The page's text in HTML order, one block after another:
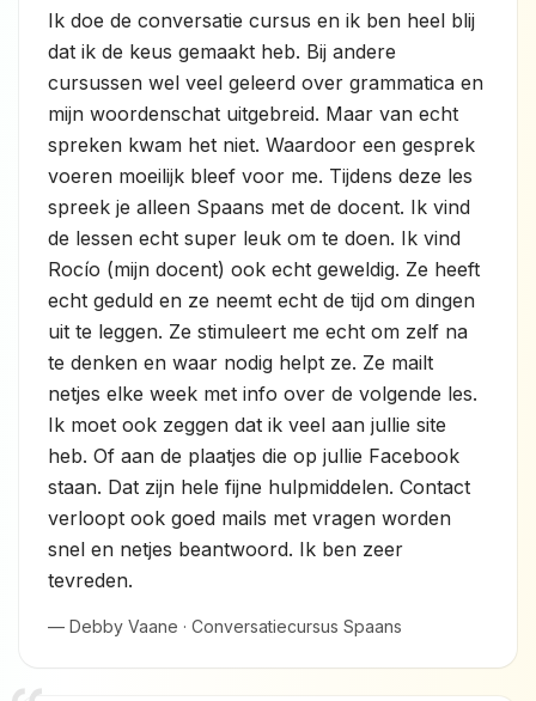
Ik doe de conversatie cursus en ik ben heel blij
dat ik de keus gemaakt heb. Bij andere
cursussen wel veel geleerd over grammatica en
mijn woordenschat uitgebreid. Maar van echt
spreken kwam het niet. Waardoor een gesprek
voeren moeilijk bleef voor me. Tijdens deze les
spreek je alleen Spaans met de docent. Ik vind
de lessen echt super leuk om te doen. Ik vind
Rocío (mijn docent) ook echt geweldig. Ze heeft
echt geduld en ze neemt echt de tijd om dingen
uit te leggen. Ze stimuleert me echt om zelf na
te denken en waar nodig helpt ze. Ze mailt
netjes elke week met info over de volgende les.
Ik moet ook zeggen dat ik veel aan jullie site
heb. Of aan de plaatjes die op jullie Facebook
staan. Dat zijn hele fijne hulpmiddelen. Contact
verloopt ook goed mails met vragen worden
snel en netjes beantwoord. Ik ben zeer
tevreden.
— Debby Vaane · Conversatiecursus Spaans